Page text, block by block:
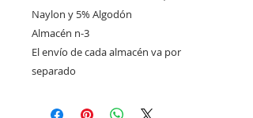
Naylon y 5% Algodón
Almacén n-3
El envío de cada almacén va por
separado